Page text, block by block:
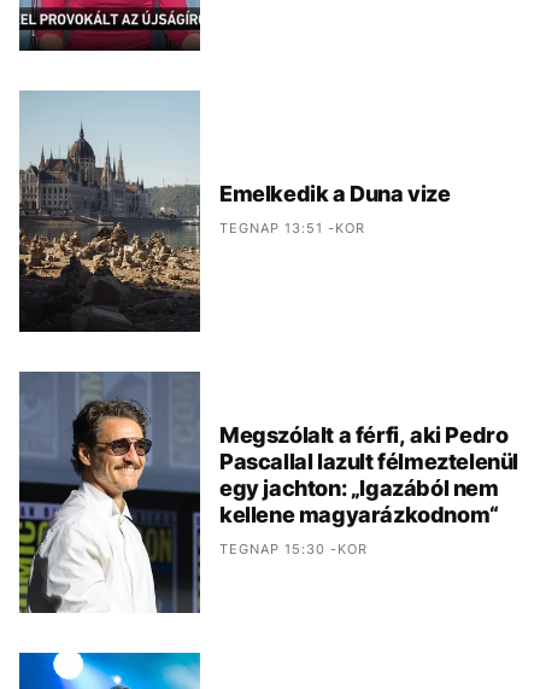
Emelkedik a Duna vize
TEGNAP 13:51 -KOR
Megszólalt a férfi, aki Pedro
Pascallal lazult félmeztelenül
egy jachton: „Igazából nem
kellene magyarázkodnom“
TEGNAP 15:30 -KOR